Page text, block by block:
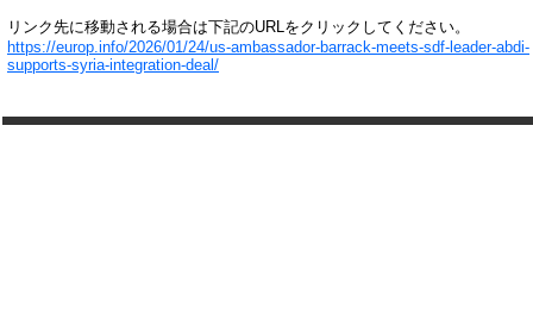
リンク先に移動される場合は下記のURLをクリックしてください。
https://europ.info/2026/01/24/us-ambassador-barrack-meets-sdf-leader-abdi-
supports-syria-integration-deal/